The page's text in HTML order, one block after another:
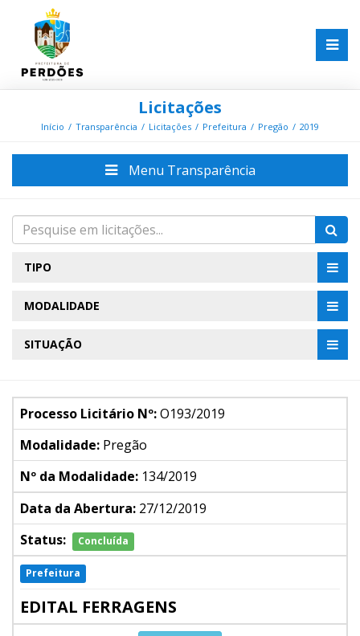
Licitações
Início Transparência Licitações Prefeitura Pregão 2019
Menu Transparência
TIPO
MODALIDADE
SITUAÇÃO
Processo Licitário Nº:O193/2019
Modalidade: Pregão
Nº da Modalidade: 134/2019
Data da Abertura: 27/12/2019
Status:
Concluída
Prefeitura
EDITAL FERRAGENS